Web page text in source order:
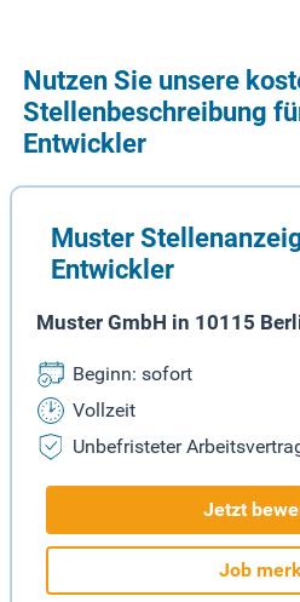
Nutzen Sie unsere
Stellenbeschreibung
Entwickler
Muster
Entwickler
Muster GmbH in 10115
Beginn: sofort
Vollzeit
Unbefristeter
Jetzt
Job